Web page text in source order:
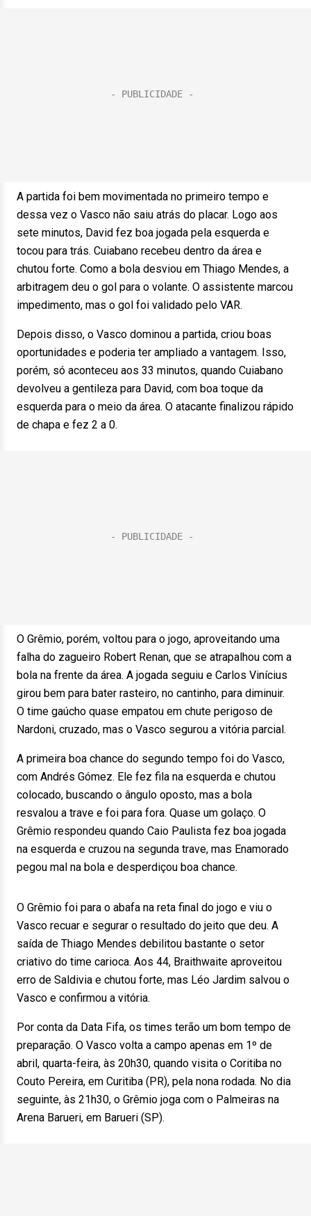
A partida foi bem movimentada no primeiro tempo e
dessa vez o Vasco não saiu atrás do placar. Logo aos
sete minutos, David fez boa jogada pela esquerda e
tocou para trás. Cuiabano recebeu dentro da área e
chutou forte. Como a bola desviou em Thiago Mendes, a
arbitragem deu o gol para o volante. O assistente marcou
impedimento, mas o gol foi validado pelo VAR.
Depois disso, o Vasco dominou a partida, criou boas
oportunidades e poderia ter ampliado a vantagem. Isso,
porém, só aconteceu aos 33 minutos, quando Cuiabano
devolveu a gentileza para David, com boa toque da
esquerda para o meio da área. O atacante finalizou rápido
de chapa e fez 2 a 0.
O Grêmio, porém, voltou para o jogo, aproveitando uma
falha do zagueiro Robert Renan, que se atrapalhou com a
bola na frente da área. A jogada seguiu e Carlos Vinícius
girou bem para bater rasteiro, no cantinho, para diminuir.
O time gaúcho quase empatou em chute perigoso de
Nardoni, cruzado, mas o Vasco segurou a vitória parcial.
A primeira boa chance do segundo tempo foi do Vasco,
com Andrés Gómez. Ele fez fila na esquerda e chutou
colocado, buscando o ângulo oposto, mas a bola
resvalou a trave e foi para fora. Quase um golaço. O
Grêmio respondeu quando Caio Paulista fez boa jogada
na esquerda e cruzou na segunda trave, mas Enamorado
pegou mal na bola e desperdiçou boa chance.
O Grêmio foi para o abafa na reta final do jogo e viu o
Vasco recuar e segurar o resultado do jeito que deu. A
saída de Thiago Mendes debilitou bastante o setor
criativo do time carioca. Aos 44, Braithwaite aproveitou
erro de Saldivia e chutou forte, mas Léo Jardim salvou o
Vasco e confirmou a vitória.
Por conta da Data Fifa, os times terão um bom tempo de
preparação. O Vasco volta a campo apenas em 1º de
abril, quarta-feira, às 20h30, quando visita o Coritiba no
Couto Pereira, em Curitiba (PR), pela nona rodada. No dia
seguinte, às 21h30, o Grêmio joga com o Palmeiras na
Arena Barueri, em Barueri (SP).